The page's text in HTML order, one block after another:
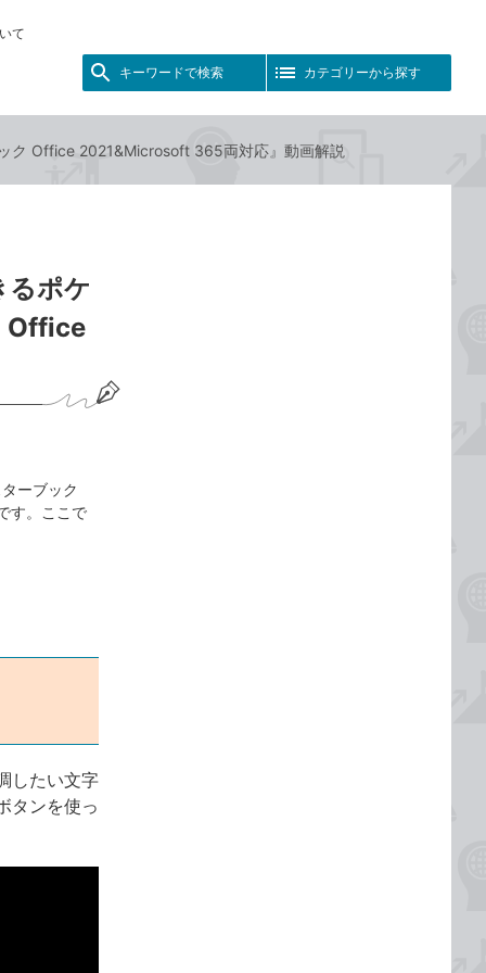
て
キーワードで検索 カテゴリーから探す
ク Office 2021&Microsoft 365両対応』動画解説
るポケ
Office
ーブック
す。ここで
したい文字
タンを使っ